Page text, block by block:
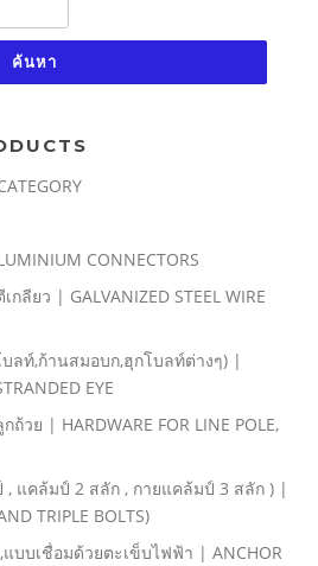
CONNECTORS
ลียว | GALVANIZED STEEL WIRE
ลท์,ก้านสมอบก,ฮุกโบลท์ต่างๆ) |
EYE
วย | HARDWARE FOR LINE POLE,
, แคล้มป์ 2 สลัก , กายแคล้มป์ 3 สลัก ) |
TRIPLE BOLTS)
บบเชื่อมด้วยตะเข็บไฟฟ้า | ANCHOR